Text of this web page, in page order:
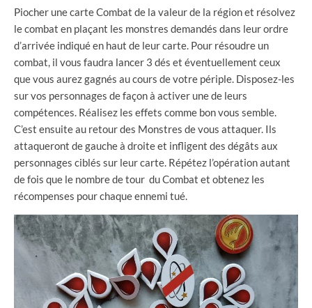
Piocher une carte Combat de la valeur de la région et résolvez
le combat en plaçant les monstres demandés dans leur ordre
d’arrivée indiqué en haut de leur carte. Pour résoudre un
combat, il vous faudra lancer 3 dés et éventuellement ceux
que vous aurez gagnés au cours de votre périple. Disposez-les
sur vos personnages de façon à activer une de leurs
compétences. Réalisez les effets comme bon vous semble.
C’est ensuite au retour des Monstres de vous attaquer. Ils
attaqueront de gauche à droite et infligent des dégâts aux
personnages ciblés sur leur carte. Répétez l’opération autant
de fois que le nombre de tour du Combat et obtenez les
récompenses pour chaque ennemi tué.